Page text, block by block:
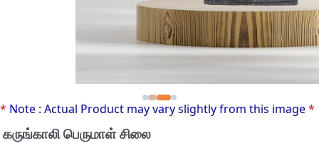
* Note : Actual Product may vary slightly from this image*
கருங்காலி பெருமாள் சிலை